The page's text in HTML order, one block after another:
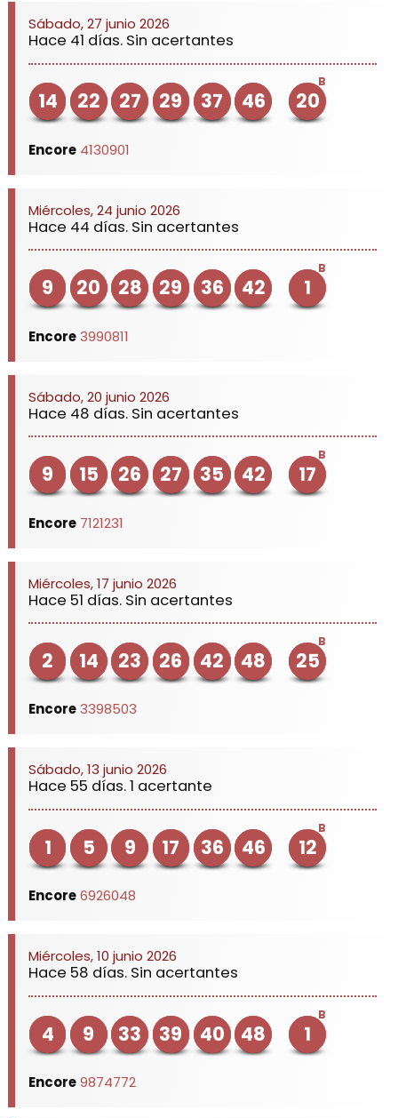
Sábado, 27 junio 2026
Hace 41 días. Sin acertantes
14 22 27 29 37 46
B
20
Encore 4130901
Miércoles, 24 junio 2026
Hace 44 días. Sin acertantes
9 20 28 29 36 42
B
1
Encore 3990811
Sábado, 20 junio 2026
Hace 48 días. Sin acertantes
9 15 26 27 35 42
B
17
Encore 7121231
Miércoles, 17 junio 2026
Hace 51 días. Sin acertantes
2 14 23 26 42 48
B
25
Encore 3398503
Sábado, 13 junio 2026
Hace 55 días. 1 acertante
1 5 9 17 36 46
B
12
Encore 6926048
Miércoles, 10 junio 2026
Hace 58 días. Sin acertantes
4 9 33 39 40 48
B
1
Encore 9874772